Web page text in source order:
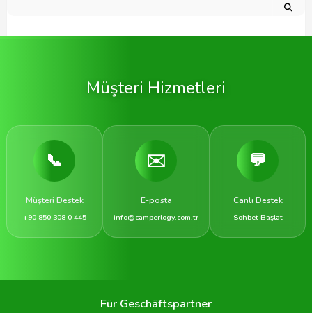
Müşteri Hizmetleri
📞
Müşteri Destek
+90 850 308 0 445
✉️
E-posta
info@camperlogy.com.tr
💬
Canlı Destek
Sohbet Başlat
Für Geschäftspartner